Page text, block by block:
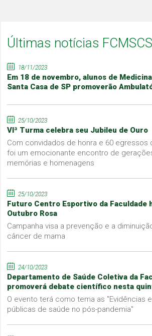
Últimas notícias
18/11/2023
Em 18 de novembro, alunos de
Santa Casa de SP promoverão
25/10/2023
VIª Turma celebra seu Jubileu de Ouro
Com convidados de honra e 60 egressos
foi um emocionante encontro de
memórias e homenagens
25/10/2023
Futuro Centro Esportivo da Faculdade
Outubro Rosa
Campanha visa a prevenção e a
câncer de mama
24/10/2023
Departamento de Saúde Coletiva da
promoverá debate científico nesta
O evento terá como tema as "Evidências
públicas de saúde no pós-pandemia"